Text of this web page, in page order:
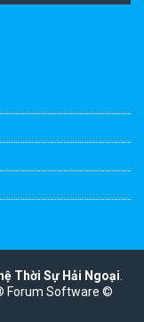
Thời Sự Hải Ngoại
Forum Software ©